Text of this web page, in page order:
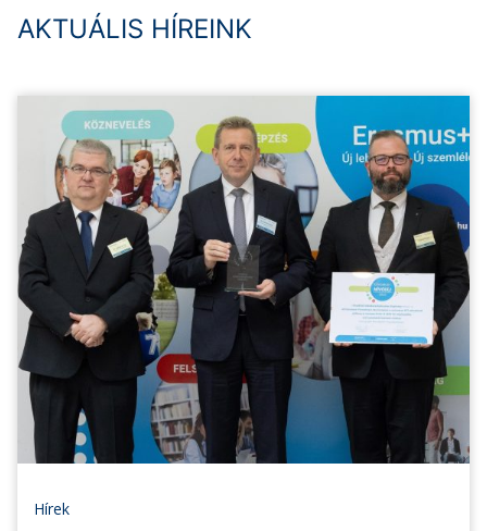
AKTUÁLIS HÍREINK
Hírek